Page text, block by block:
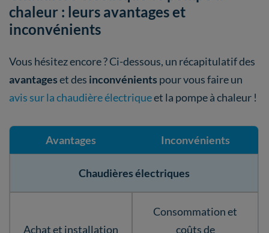
chaleur : leurs avantages et
inconvénients
Vous hésitez encore ? Ci-dessous, un récapitulatif des
avantageset des inconvénients pour vous faire un
avis sur la chaudière électriqueet la pompe à chaleur !
Avantages Inconvénients
Chaudières électriques
Achat et installation
Consommation et
coûts de